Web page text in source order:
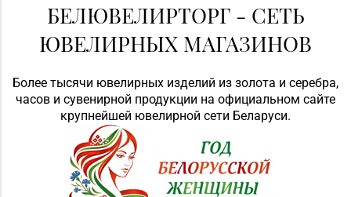
БЕЛЮВЕЛИРТОРГ - СЕТЬ
ЮВЕЛИРНЫХ МАГАЗИНОВ
Более тысячи ювелирных изделий из золота и серебра,
часов и сувенирной продукции на официальном сайте
крупнейшей ювелирной сети Беларуси.